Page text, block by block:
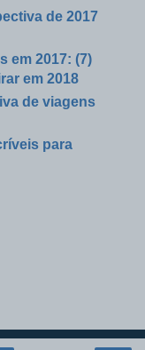
de 2017
em 2017: (7)
em 2018
de viagens
para